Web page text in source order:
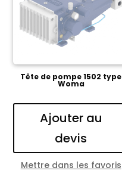
Tête de pompe 1502 type
Woma
Ajouter au
devis
Mettre dans les favoris